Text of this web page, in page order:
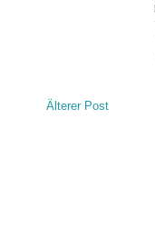
Älterer Post